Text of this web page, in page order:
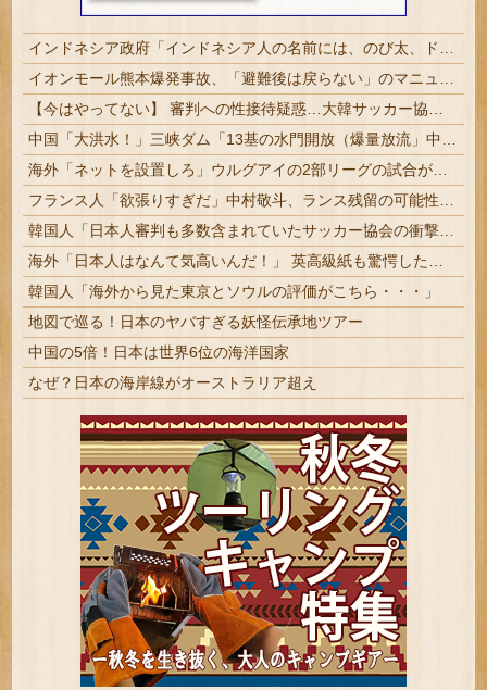
韓国人「海外から見た東京とソウルの評価がこちら・・・」
地図で巡る！日本のヤバすぎる妖怪伝承地ツアー
中国の5倍！日本は世界6位の海洋国家
なぜ？日本の海岸線がオーストラリア超え